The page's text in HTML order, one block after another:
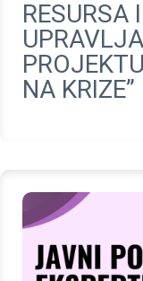
RESURSA
NA KRIZE”